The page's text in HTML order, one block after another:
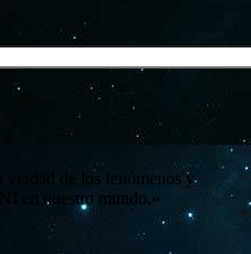
verdad de los fenómenos y
en nuestro mundo.»